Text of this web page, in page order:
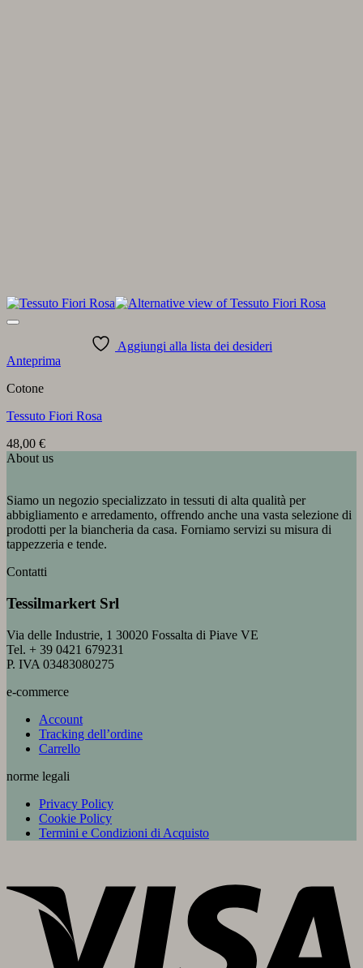
Aggiungi alla lista dei desideri
Anteprima
Cotone
Tessuto Fiori Rosa
48,00 €
About us
Siamo un negozio specializzato in tessuti di alta qualità per
abbigliamento e arredamento, offrendo anche una vasta selezione di
prodotti per la biancheria da casa. Forniamo servizi su misura di
tappezzeria e tende.
Contatti
Tessilmarkert Srl
Via delle Industrie, 1 30020 Fossalta di Piave VE
Tel. + 39 0421 679231
P. IVA 03483080275
e-commerce
Account
Tracking dell’ordine
Carrello
norme legali
Privacy Policy
Cookie Policy
Termini e Condizioni di Acquisto